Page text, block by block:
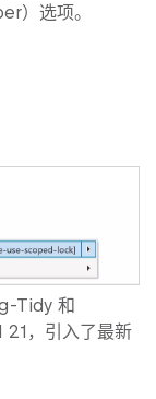
）选项。
Tidy 和
，引入了最新